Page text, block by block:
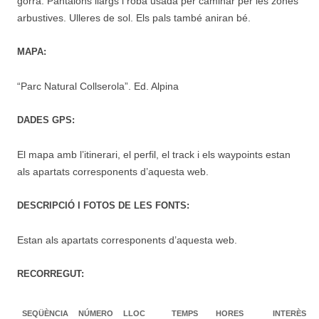
arbustives. Ulleres de sol. Els pals també aniran bé.
MAPA:
“Parc Natural Collserola”. Ed. Alpina
DADES GPS:
El mapa amb l’itinerari, el perfil, el track i els waypoints estan
als apartats corresponents d’aquesta web.
DESCRIPCIÓ I FOTOS DE LES FONTS:
Estan als apartats corresponents d’aquesta web.
RECORREGUT:
SEQÜÈNCIA NÚMERO LLOC TEMPS HORES INTERÈS